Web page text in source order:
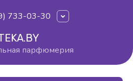
733-03-30
парфюмерия